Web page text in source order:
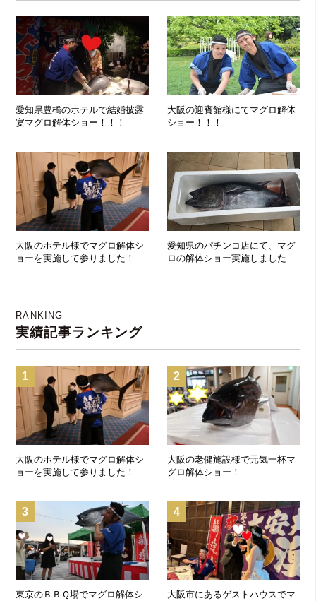
愛知県豊橋のホテルで結婚披露
宴マグロ解体ショー！！！
大阪の迎賓館様にてマグロ解体
ショー！！！
大阪のホテル様でマグロ解体シ
ョーを実施して参りました！
愛知県のパチンコ店にて、マグ
ロの解体ショー実施しました～
RANKING
実績記事ランキング
1
大阪のホテル様でマグロ解体シ
ョーを実施して参りました！
2
大阪の老健施設様で元気一杯マ
グロ解体ショー！
3
東京のＢＢＱ場でマグロ解体シ
4
大阪市にあるゲストハウスでマ